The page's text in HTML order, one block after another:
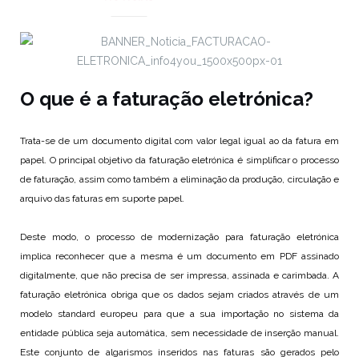
O que é a faturação eletrónica?
Trata-se de um documento digital com valor legal igual ao da fatura em
papel. O principal objetivo da faturação eletrónica é simplificar o processo
de faturação, assim como também a eliminação da produção, circulação e
arquivo das faturas em suporte papel.
Deste modo, o processo de modernização para faturação eletrónica
implica reconhecer que a mesma é um documento em PDF assinado
digitalmente, que não precisa de ser impressa, assinada e carimbada. A
faturação eletrónica obriga que os dados sejam criados através de um
modelo standard europeu para que a sua importação no sistema da
entidade pública seja automática, sem necessidade de inserção manual.
Este conjunto de algarismos inseridos nas faturas são gerados pelo